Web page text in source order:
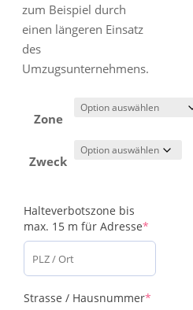
zum Beispiel durch
einen längeren Einsatz
des
Umzugsunternehmens.
Zone
Zweck
Halteverbotszone bis
max. 15 m für Adresse*
Strasse / Hausnummer*